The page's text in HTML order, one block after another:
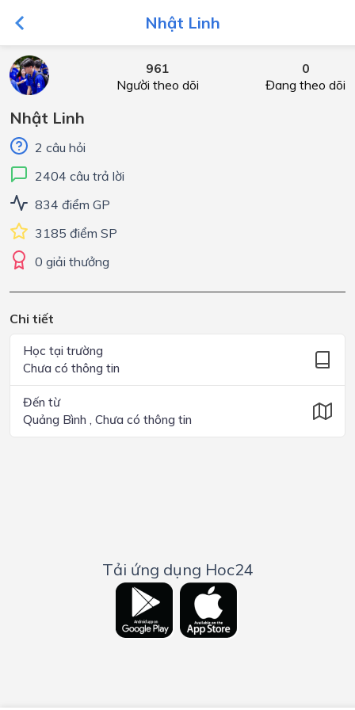
Nhật Linh
961
Người theo dõi
0
Đang theo dõi
Nhật Linh
2 câu hỏi
2404 câu trả lời
834 điểm GP
3185 điểm SP
0 giải thưởng
Chi tiết
Học tại trường
Chưa có thông tin
Đến từ
Quảng Bình , Chưa có thông tin
Tải ứng dụng Hoc24